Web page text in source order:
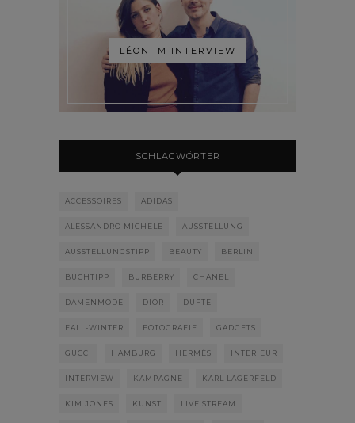
LÉON IM INTERVIEW
SCHLAGWÖRTER
ACCESSOIRES ADIDAS
ALESSANDRO MICHELE AUSSTELLUNG
AUSSTELLUNGSTIPP BEAUTY BERLIN
BUCHTIPP BURBERRY CHANEL
DAMENMODE DIOR DÜFTE
FALL-WINTER FOTOGRAFIE GADGETS
GUCCI HAMBURG HERMÈS INTERIEUR
INTERVIEW KAMPAGNE KARL LAGERFELD
KIM JONES KUNST LIVE STREAM